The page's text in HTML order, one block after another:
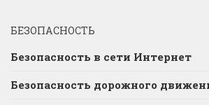
БЕЗОПАСНОСТЬ
Безопасность в сети Интернет
Безопасность дорожного